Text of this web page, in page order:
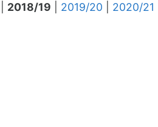
2018/19 2019/20
2020/21